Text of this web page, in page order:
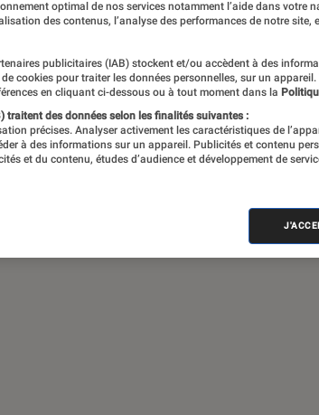
optimal de nos services notamment l’aide dans votre
des contenus, l’analyse des performances de notre site,
publicitaires (IAB) stockent et/ou accèdent à des
cookies pour traiter les données personnelles, sur un appareil.
en cliquant ci-dessous ou à tout moment dans la
traitent des données selon les finalités suivantes :
précises. Analyser activement les caractéristiques de
à des informations sur un appareil. Publicités et contenu
et du contenu, études d’audience et développement de